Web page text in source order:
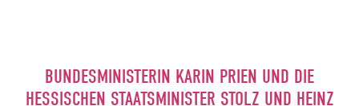
BUNDESMINISTERIN KARIN PRIEN UND DIE
HESSISCHEN STAATSMINISTER STOLZ UND HEINZ